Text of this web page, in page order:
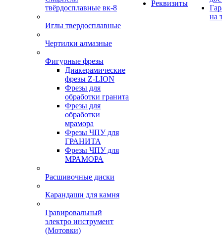
твёрдосплавные вк-8
Иглы твердосплавные
Чертилки алмазные
Фигурные фрезы
Диакерамические
фрезы Z-LION
Фрезы для
обработки гранита
Фрезы для
обработки
мрамора
Фрезы ЧПУ для
ГРАНИТА
Фрезы ЧПУ для
МРАМОРА
Расшивочные диски
Карандаши для камня
Гравировальный
электро инструмент
(Мотовки)
Реквизиты
на